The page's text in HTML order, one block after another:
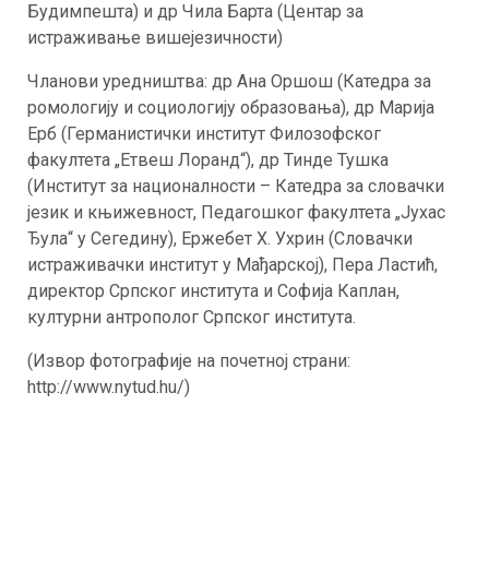
Будимпешта) и др Чила Барта (Центар за
истраживање вишејезичности)
Чланови уредништва: др Ана Оршош (Катедра за
ромологију и социологију образовања), др Марија
Ерб (Германистички институт Филозофског
факултета „Етвеш Лоранд“), др Тинде Тушка
(Институт за националности – Катедра за словачки
језик и књижевност, Педагошког факултета „Јухас
Ђула“ у Сегедину), Ержебет Х. Ухрин (Словачки
истраживачки институт у Мађарској), Пера Ластић,
директор Српског института и Софија Каплан,
културни антрополог Српског института.
(Извор фотографије на почетној страни:
http://www.nytud.hu/)